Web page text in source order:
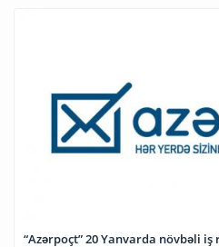
“Azərpoçt” 20 Yanvarda növbəli